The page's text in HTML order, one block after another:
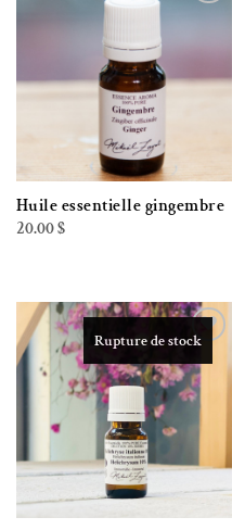
Ajouter à la liste de souhaits
Huile essentielle gingembre
20.00$
Ajouter à la liste de souhaits
Rupture de stock